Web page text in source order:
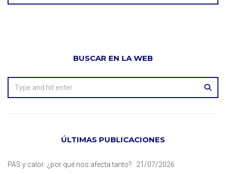
BUSCAR EN LA WEB
ÚLTIMAS PUBLICACIONES
PAS y calor: ¿por qué nos afecta tanto?
21/07/2026